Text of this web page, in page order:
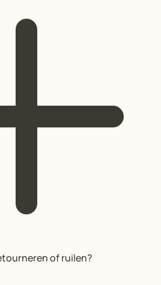
of ruilen?